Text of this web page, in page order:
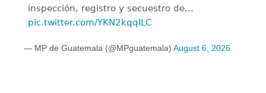
inspección, registro y secuestro de…
pic.twitter.com/YKN2kqqILC
— MP de Guatemala (@MPguatemala) August 6, 2026